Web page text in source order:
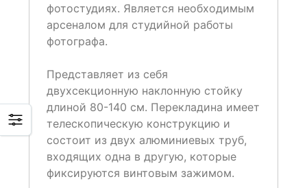
фотостудиях. Является необходимым
арсеналом для студийной работы
фотографа.
Представляет из себя
двухсекционную наклонную стойку
длиной 80-140 см. Перекладина имеет
телескопическую конструкцию и
состоит из двух алюминиевых труб,
входящих одна в другую, которые
фиксируются винтовым зажимом.